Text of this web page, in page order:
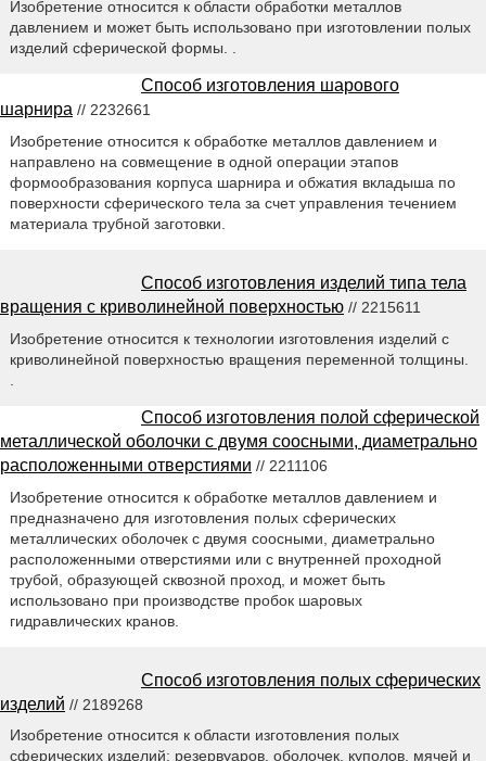
Изобретение относится к области обработки металлов
давлением и может быть использовано при изготовлении полых
изделий сферической формы. .
Способ изготовления шарового
шарнира // 2232661
Изобретение относится к обработке металлов давлением и
направлено на совмещение в одной операции этапов
формообразования корпуса шарнира и обжатия вкладыша по
поверхности сферического тела за счет управления течением
материала трубной заготовки.
Способ изготовления изделий типа тела
вращения с криволинейной поверхностью // 2215611
Изобретение относится к технологии изготовления изделий с
криволинейной поверхностью вращения переменной толщины.
Способ изготовления полой сферической
металлической оболочки с двумя соосными, диаметрально
расположенными отверстиями // 2211106
Изобретение относится к обработке металлов давлением и
предназначено для изготовления полых сферических
металлических оболочек с двумя соосными, диаметрально
расположенными отверстиями или с внутренней проходной
трубой, образующей сквозной проход, и может быть
использовано при производстве пробок шаровых
гидравлических кранов.
Способ изготовления полых сферических
изделий // 2189268
Изобретение относится к области изготовления полых
сферических изделий: резервуаров, оболочек, куполов, мячей и